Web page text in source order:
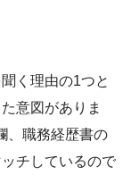
く理由の1つと
意図がありま
、職務経歴書の
チしているので